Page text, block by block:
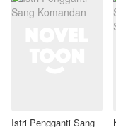
Istri Pengganti Sang